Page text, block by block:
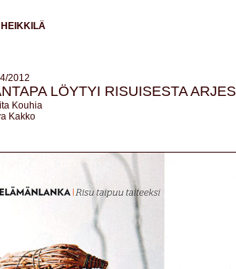
2012
LÖYTYI RISUISESTA
Kouhia
Kakko